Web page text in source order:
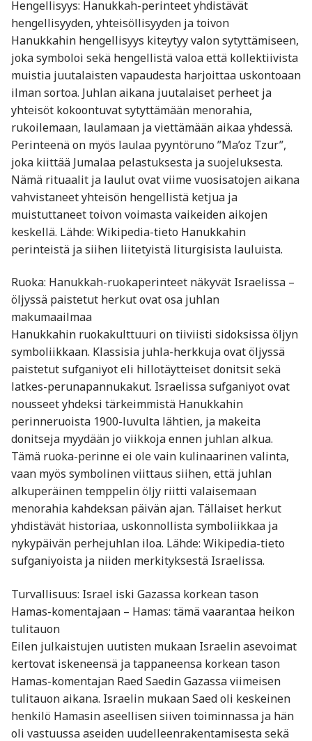
Hengellisyys: Hanukkah-perinteet yhdistävät
hengellisyyden, yhteisöllisyyden ja toivon
Hanukkahin hengellisyys kiteytyy valon sytyttämiseen,
joka symboloi sekä hengellistä valoa että kollektiivista
muistia juutalaisten vapaudesta harjoittaa uskontoaan
ilman sortoa. Juhlan aikana juutalaiset perheet ja
yhteisöt kokoontuvat sytyttämään menorahia,
rukoilemaan, laulamaan ja viettämään aikaa yhdessä.
Perinteenä on myös laulaa pyyntöruno ”Ma’oz Tzur”,
joka kiittää Jumalaa pelastuksesta ja suojeluksesta.
Nämä rituaalit ja laulut ovat viime vuosisatojen aikana
vahvistaneet yhteisön hengellistä ketjua ja
muistuttaneet toivon voimasta vaikeiden aikojen
keskellä. Lähde: Wikipedia-tieto Hanukkahin
perinteistä ja siihen liitetyistä liturgisista lauluista.
Ruoka: Hanukkah-ruokaperinteet näkyvät Israelissa –
öljyssä paistetut herkut ovat osa juhlan
makumaailmaa
Hanukkahin ruokakulttuuri on tiiviisti sidoksissa öljyn
symboliikkaan. Klassisia juhla-herkkuja ovat öljyssä
paistetut sufganiyot eli hillotäytteiset donitsit sekä
latkes-perunapannukakut. Israelissa sufganiyot ovat
nousseet yhdeksi tärkeimmistä Hanukkahin
perinneruoista 1900-luvulta lähtien, ja makeita
donitseja myydään jo viikkoja ennen juhlan alkua.
Tämä ruoka-perinne ei ole vain kulinaarinen valinta,
vaan myös symbolinen viittaus siihen, että juhlan
alkuperäinen temppelin öljy riitti valaisemaan
menorahia kahdeksan päivän ajan. Tällaiset herkut
yhdistävät historiaa, uskonnollista symboliikkaa ja
nykypäivän perhejuhlan iloa. Lähde: Wikipedia-tieto
sufganiyoista ja niiden merkityksestä Israelissa.
Turvallisuus: Israel iski Gazassa korkean tason
Hamas-komentajaan – Hamas: tämä vaarantaa heikon
tulitauon
Eilen julkaistujen uutisten mukaan Israelin asevoimat
kertovat iskeneensä ja tappaneensa korkean tason
Hamas-komentajan Raed Saedin Gazassa viimeisen
tulitauon aikana. Israelin mukaan Saed oli keskeinen
henkilö Hamasin aseellisen siiven toiminnassa ja hän
oli vastuussa aseiden uudelleenrakentamisesta sekä